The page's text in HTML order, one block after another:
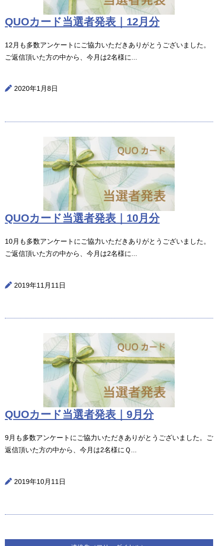
QUOカード当選者発表｜12月分
12月も多数アンケートにご協力いただきありがとうございました。
ご返信頂いた方の中から、今月は2名様に...
2020年1月8日
QUOカード当選者発表｜10月分
10月も多数アンケートにご協力いただきありがとうございました。
ご返信頂いた方の中から、今月は2名様に...
2019年11月11日
QUOカード当選者発表｜9月分
9月も多数アンケートにご協力いただきありがとうございました。ご
返信頂いた方の中から、今月は2名様にＱ...
2019年10月11日